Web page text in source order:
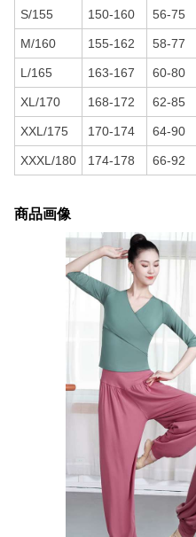
S/155 150-160 56-75
M/160 155-162 58-77
L/165 163-167 60-80
XL/170 168-172 62-85
XXL/175 170-174 64-90
XXXL/180 174-178 66-92
商品画像